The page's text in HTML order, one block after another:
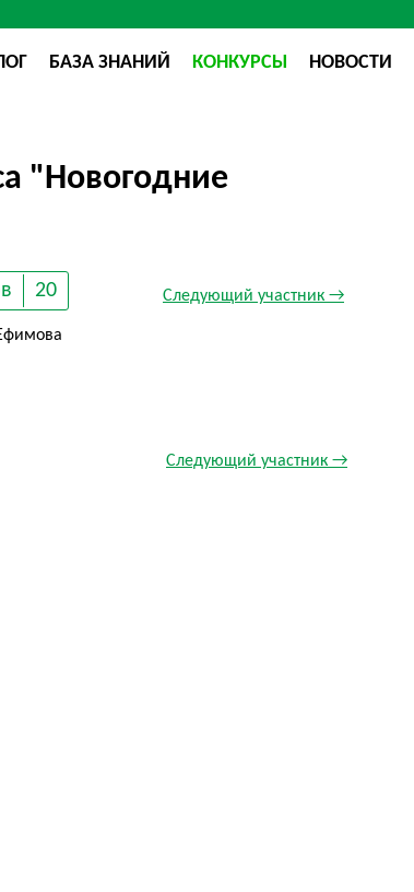
БАЗА ЗНАНИЙ КОНКУРСЫ НОВОСТИ
"Новогодние
20 Следующий участник →
Следующий участник →